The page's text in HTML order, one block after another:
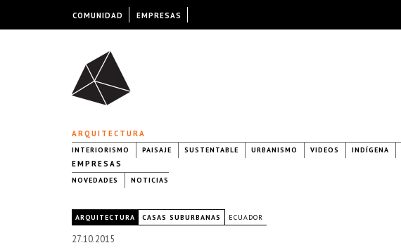
ARQUITECTURA
INTERIORISMO PAISAJE SUSTENTABLE URBANISMO VIDEOS INDÍGENA
EMPRESAS
NOVEDADES NOTICIAS
ARQUITECTURA CASAS SUBURBANAS ECUADOR
27.10.2015
COMUNIDAD EMPRESAS